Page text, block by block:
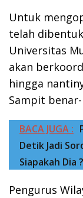
Untuk
telah
Universitas
akan
hingga
Sampit
BACA JUGA :
Detik Jadi
Siapakah Dia
Pengurus